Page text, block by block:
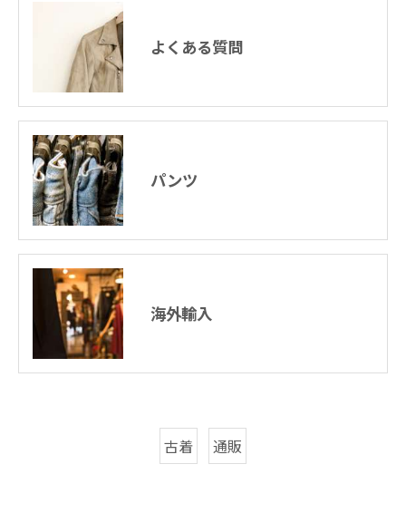
よくある質問
パンツ
海外輸入
古着 通販